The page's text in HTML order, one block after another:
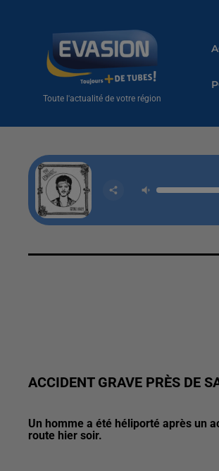
Toute l'actualité de votre région
ACCIDENT GRAVE PRÈS DE
Un homme a été héliporté après un
route hier soir.